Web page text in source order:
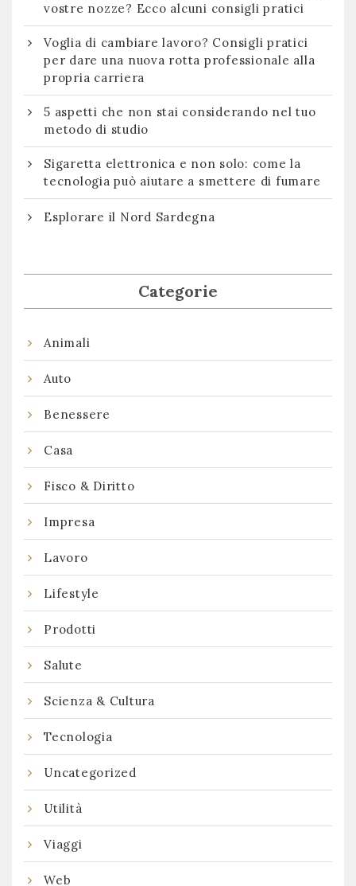
vostre nozze? Ecco alcuni consigli pratici
Voglia di cambiare lavoro? Consigli pratici
per dare una nuova rotta professionale alla
propria carriera
5 aspetti che non stai considerando nel tuo
metodo di studio
Sigaretta elettronica e non solo: come la
tecnologia può aiutare a smettere di fumare
Esplorare il Nord Sardegna
Categorie
Animali
Auto
Benessere
Casa
Fisco & Diritto
Impresa
Lavoro
Lifestyle
Prodotti
Salute
Scienza & Cultura
Tecnologia
Uncategorized
Utilità
Viaggi
Web